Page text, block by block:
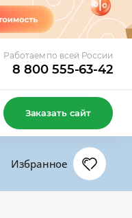
Работаем по всей России
8 800 555-63-42
Заказать сайт
Избранное